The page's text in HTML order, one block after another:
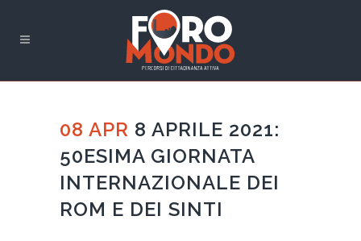
08 APR 8 APRILE 2021:
50ESIMA GIORNATA
INTERNAZIONALE DEI
ROM E DEI SINTI